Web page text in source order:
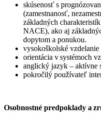
skúsenosť s
(zamestnanosť,
základných
NACE), ako aj
dopytom a ponukou.
vysokoškolské
orientácia v systémoch
anglický jazyk – aktívne
pokročilý používateľ
Osobnostné predpoklady a